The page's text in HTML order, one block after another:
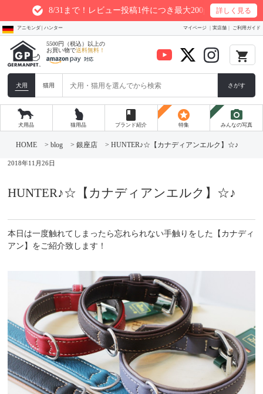
8/31まで！レビュー投稿1件につき最大200ptプレゼント
詳しく見る
アニモンダ | ハンター マイページ 実店舗 ご利用ガイド
5500円（税込）以上の
お買い物で送料無料！ local_grocery_store
犬用 猫用 さがす
犬用品 猫用品
book
ブランド紹介
stars
特集
photo_camera
みんなの写真
ン
ス
キ
HOME > blog > 銀座店 > HUNTER♪☆【カナディアンエルク】☆♪
2018年11月26日
HUNTER♪☆【カナディアンエルク】☆♪
本日は一度触れてしまったら忘れられない手触りをした【カナディ
アン】をご紹介致します！